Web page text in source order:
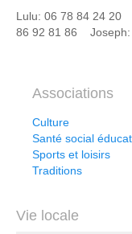
Lulu: 06 78 84 24
86 92 81 86 Joseph:
Associations
Culture
Santé social
Sports et loisirs
Traditions
Vie locale